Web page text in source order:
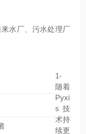
水厂、污水处理厂
1-
随着
Pyxi
s 技
术持
续更